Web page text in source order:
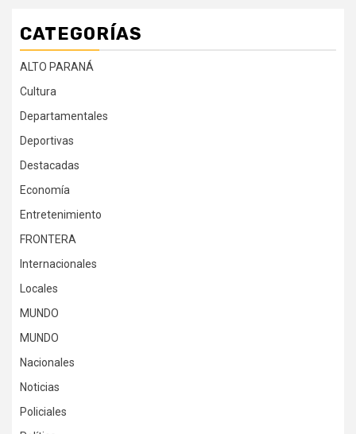
CATEGORÍAS
ALTO PARANÁ
Cultura
Departamentales
Deportivas
Destacadas
Economía
Entretenimiento
FRONTERA
Internacionales
Locales
MUNDO
MUNDO
Nacionales
Noticias
Policiales